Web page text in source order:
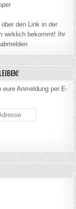
den Link in der
wirklich bekommt! Ihr
Anmeldung per E-